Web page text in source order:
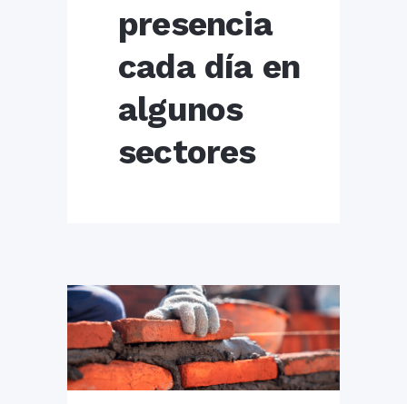
presencia
cada día en
algunos
sectores